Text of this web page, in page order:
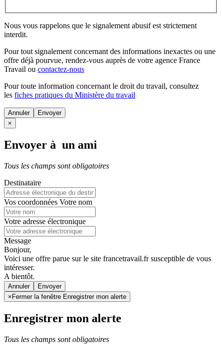
Nous vous rappelons que le signalement abusif est strictement
interdit.
Pour tout signalement concernant des informations inexactes ou une
offre déjà pourvue, rendez-vous auprès de votre agence France
Travail ou contactez-nous
Pour toute information concernant le droit du travail, consultez
les fiches pratiques du Ministère du travail
Annuler
×
Envoyer à un ami
Tous les champs sont obligatoires
Destinataire
Vos coordonnées Votre nom
Votre adresse électronique
Message
Bonjour,
Voici une offre parue sur le site francetravail.fr susceptible de vous
intéresser.
A bientôt.
Annuler
× Fermer la fenêtre Enregistrer mon alerte
Enregistrer mon alerte
Tous les champs sont obligatoires